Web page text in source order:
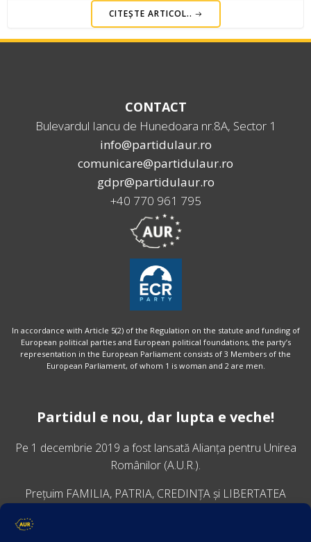
CITEȘTE ARTICOL..
CONTACT
Bulevardul Iancu de Hunedoara nr.8A, Sector 1
info@partidulaur.ro
comunicare@partidulaur.ro
gdpr@partidulaur.ro
+40 770 961 795
In accordance with Article 5(2) of the Regulation on the statute and funding of
European political parties and European political foundations, the party’s
representation in the European Parliament consists of 3 Members of the
European Parliament, of whom 1 is woman and 2 are men.
Partidul e nou, dar lupta e veche!
Pe 1 decembrie 2019 a fost lansatăAlianța pentru Unirea
Românilor (A.U.R.).
Prețuim FAMILIA, PATRIA, CREDINȚA și LIBERTATEA